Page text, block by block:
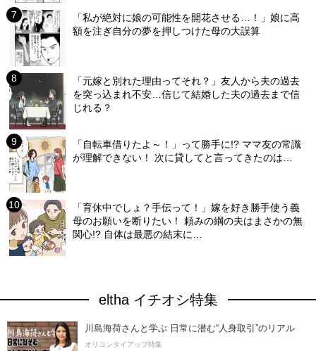
「私が絶対に娘の可能性を開花させる…！」娘に高
額を注ぎ自分の夢を押しつけた母の大誤算
「元嫁と別れた理由ってそれ？」友人から夫の過去
を突っ込まれ不安…信じて結婚した夫の過去まで信
じれる？
「自転車借りたよ～！」って勝手に!? ママ友の常識
が理解できない！ 次に貸してと言ってきたのは…
「育休中でしょ？手伝って！」嫁を好き勝手使う義
母のお願いを断りたい！ 頼みの綱の夫はまさかの無
関心!? 自体は最悪の結末に…
eltha イチオシ特集
川島海荷さんと学ぶ 日常に潜む“人身取引”のリアル
オリコンタイアップ特集